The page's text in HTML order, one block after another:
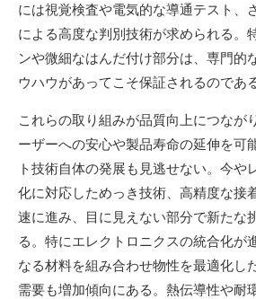
には視覚検査や電気的な導通テスト、
による高度な判別技術が求められる。
ンや微細なはんだ付け部分は、専門的
ウハウがあってこそ保証されるのである
これらの取り組みが品質向上につなが
ーザーへの安心や製品寿命の延伸を可
ト技術自体の発展も見逃せない。今や
化に対応しためっき技術、高精度な接
速に進み、目に見えない部分で新たな
る。特にエレクトロニクスの統合化が
なる材料を組み合わせ物性を最適化し
需要も増加傾向にある。熱伝導性や耐